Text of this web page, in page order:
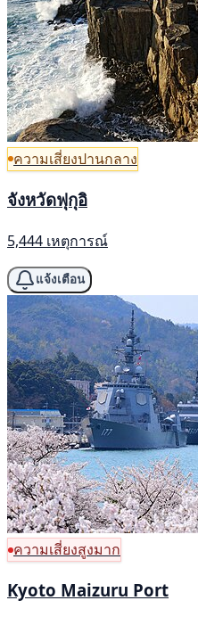
ความเสี่ยงปานกลาง
จังหวัดฟุกุอิ
5,444 เหตุการณ์
แจ้งเตือน
ความเสี่ยงสูงมาก
Kyoto Maizuru Port